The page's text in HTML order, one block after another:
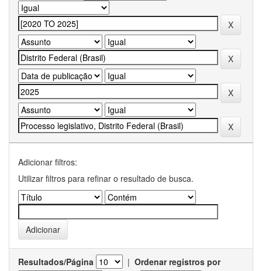
Adicionar filtros:
Utilizar filtros para refinar o resultado de busca.
Resultados/Página | Ordenar registros por